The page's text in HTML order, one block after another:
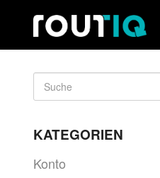
KATEGORIEN
Konto